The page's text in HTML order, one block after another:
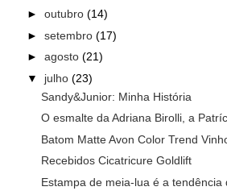
► outubro (14)
► setembro (17)
► agosto (21)
▼ julho (23)
Sandy&Junior: Minha História
O esmalte da Adriana Birolli, a
Batom Matte Avon Color Trend
Recebidos Cicatricure Goldlift
Estampa de meia-lua é a tendência